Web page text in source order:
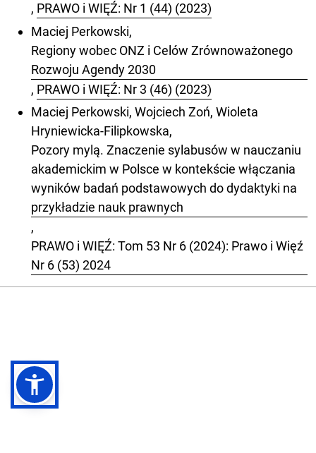
, PRAWO i WIĘŹ: Nr 1 (44) (2023)
Maciej Perkowski,
Regiony wobec ONZ i Celów Zrównoważonego
Rozwoju Agendy 2030
, PRAWO i WIĘŹ: Nr 3 (46) (2023)
Maciej Perkowski, Wojciech Zoń, Wioleta
Hryniewicka-Filipkowska,
Pozory mylą. Znaczenie sylabusów w nauczaniu
akademickim w Polsce w kontekście włączania
wyników badań podstawowych do dydaktyki na
przykładzie nauk prawnych
,
PRAWO i WIĘŹ: Tom 53 Nr 6 (2024): Prawo i Więź
Nr 6 (53) 2024